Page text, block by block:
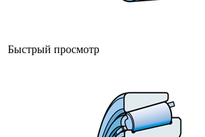
Быстрый просмотр